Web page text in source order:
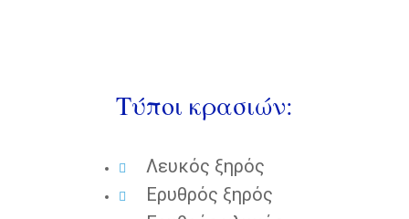
Τύποι κρασιών:
Λευκός ξηρός
Ερυθρός ξηρός